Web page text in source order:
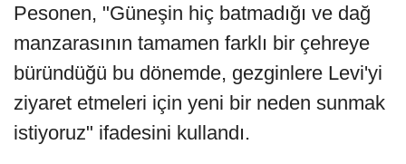
Pesonen, "Güneşin hiç batmadığı ve dağ
manzarasının tamamen farklı bir çehreye
büründüğü bu dönemde, gezginlere Levi'yi
ziyaret etmeleri için yeni bir neden sunmak
istiyoruz" ifadesini kullandı.